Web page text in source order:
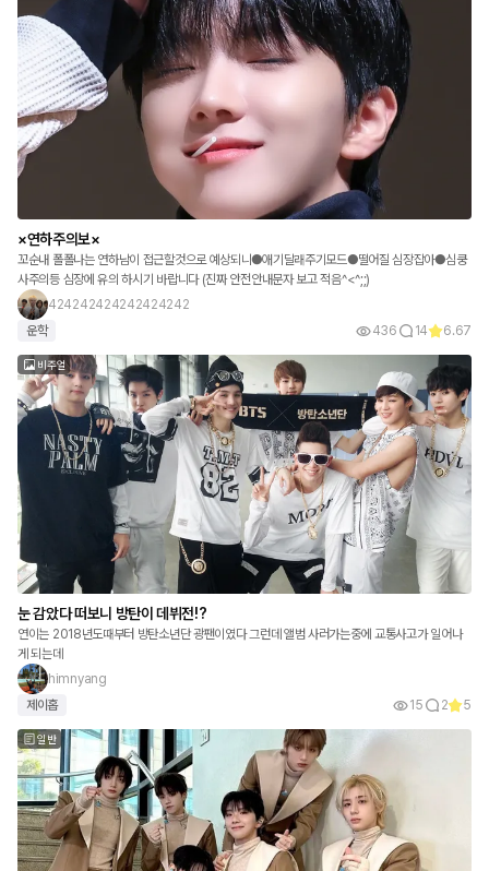
×연하주의보×
꼬순내 폴폴나는 연하남이 접근할것으로 예상되니●애기달래주기모드●떨어질 심장잡아●심쿵
사주의등 심장에 유의 하시기 바랍니다 (진짜 안전안내문자 보고 적음^<^;;)
424242424242424242
운학
436 14 6.67
비주얼
눈 감았다 떠보니 방탄이 데뷔전!?
연이는 2018년도때부터 방탄소년단 광팬이였다 그런데 앨범 사러가는중에 교통사고가 일어나
게 되는데
himnyang
제이홉
15 2 5
일반